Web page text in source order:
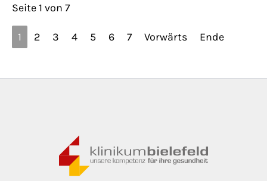
Seite 1 von 7
1 2 3 4 5 6 7 Vorwärts Ende